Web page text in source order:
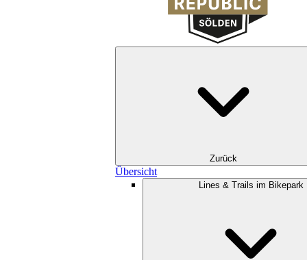
Zurück
Übersicht
Lines & Trails im Bikepark